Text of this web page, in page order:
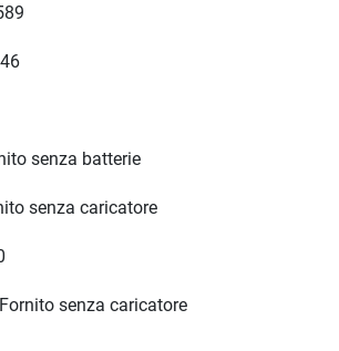
senza batterie
senza caricatore
senza caricatore